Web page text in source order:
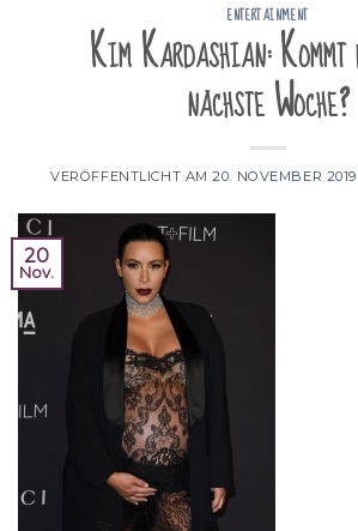
ENTERTAINMENT
Kim Kardashian:
nächste Woche?
VERÖFFENTLICHT AM20. NOVEMBER 2019
20
Nov.